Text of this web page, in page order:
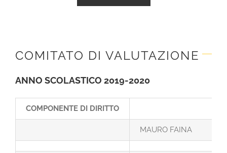
COMITATO DI VALUTAZIONE
ANNO SCOLASTICO 2019-2020
COMPONENTE DI DIRITTO
MAURO FAINA